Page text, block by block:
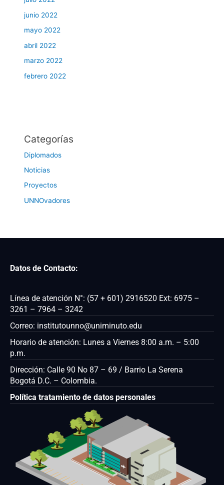
junio 2022
mayo 2022
abril 2022
marzo 2022
febrero 2022
Categorías
Diplomados
Noticias
Proyectos
UNNOvadores
Datos de Contacto:
Línea de atención N°: (57 + 601) 2916520 Ext: 6975 –
3261 – 7964 – 3242
Correo: institutounno@uniminuto.edu
Horario de atención: Lunes a Viernes 8:00 a.m. – 5:00
p.m.
Dirección: Calle 90 No 87 – 69 / Barrio La Serena
Bogotá D.C. – Colombia.
Política tratamiento de datos personales